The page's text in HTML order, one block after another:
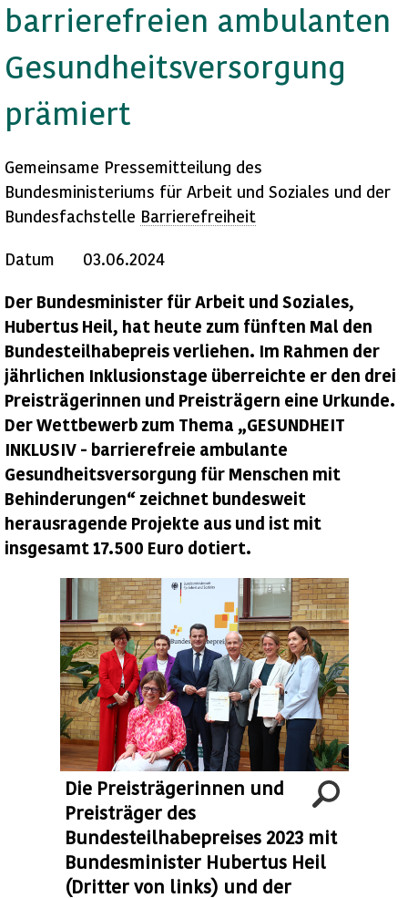
barrierefreien ambulanten
Gesundheitsversorgung
prämiert
Gemeinsame Pressemitteilung des
Bundesministeriums für Arbeit und Soziales und der
Bundesfachstelle Barrierefreiheit
Datum 03.06.2024
Der Bundesminister für Arbeit und Soziales,
Hubertus Heil, hat heute zum fünften Mal den
Bundesteilhabepreis verliehen. Im Rahmen der
jährlichen Inklusionstage überreichte er den drei
Preisträgerinnen und Preisträgern eine Urkunde.
Der Wettbewerb zum Thema „GESUNDHEIT
INKLUSIV - barrierefreie ambulante
Gesundheitsversorgung für Menschen mit
Behinderungen“ zeichnet bundesweit
herausragende Projekte aus und ist mit
insgesamt 17.500 Euro dotiert.
Die Preisträgerinnen und
Preisträger des
Bundesteilhabepreises 2023 mit
Bundesminister Hubertus Heil
(Dritter von links) und der